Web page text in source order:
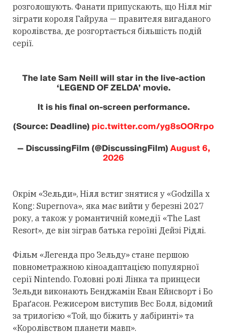
розголошують. Фанати припускають, що Нілл міг
зіграти короля Гайрула — правителя вигаданого
королівства, де розгортається більшість подій
серії.
The late Sam Neill will star in the live-action
‘LEGEND OF ZELDA’ movie.
It is his final on-screen performance.
(Source: Deadline) pic.twitter.com/yg8sOORrpo
— DiscussingFilm (@DiscussingFilm)August 6,
2026
Окрім «Зельди», Нілл встиг знятися у «Godzilla x
Kong: Supernova», яка має вийти у березні 2027
року, а також у романтичній комедії «The Last
Resort», де він зіграв батька героїні Дейзі Рідлі.
Фільм «Легенда про Зельду» стане першою
повнометражною кіноадаптацією популярної
серії Nintendo. Головні ролі Лінка та принцеси
Зельди виконають Бенджамін Еван Ейнсворт і Бо
Браґасон. Режисером виступив Вес Болл, відомий
за трилогією «Той, що біжить у лабіринті» та
«Королівством планети мавп».